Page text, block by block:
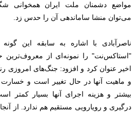
مواضع دشمنان ملت ایران همخوانی
می‌توان منشا ساماندهی آن را حدس زد.
ناصرآبادی با اشاره به سابقه این
"استاکس‌نت" را نمونه‌ای از معروف‌ترین
اخیر عنوان کرد و افزود: جنگ‌های امروزی
و ماهیت آنها در حال تغییر است و
بیشتر و هزینه اجرای آنها بسیار کمتر
درگیری و رویارویی مستقیم هم ندارد. از